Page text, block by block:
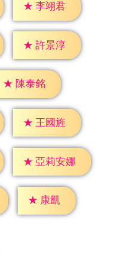
★ 李翊君
★ 許景淳
★ 陳泰銘
★ 王國旌
★ 亞莉安娜
★ 康凱